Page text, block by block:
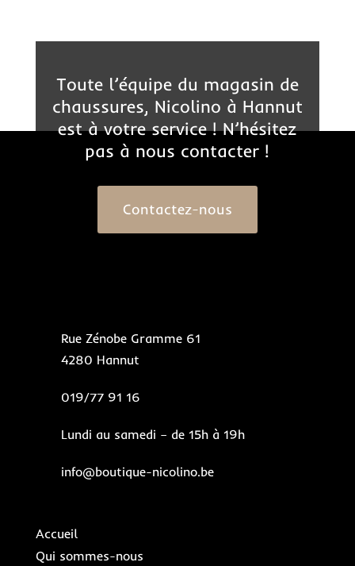
Toute l’équipe du magasin de
chaussures, Nicolino à Hannut
est à votre service ! N’hésitez
pas à nous contacter !
Contactez-nous
Rue Zénobe Gramme 61
4280 Hannut
019/77 91 16
Lundi au samedi – de 15h à 19h
info@boutique-nicolino.be
Accueil
Qui sommes-nous